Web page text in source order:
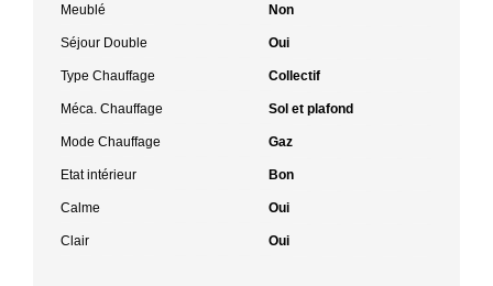
Meublé Non
Séjour Double Oui
Type Chauffage Collectif
Méca. Chauffage Sol et plafond
Mode Chauffage Gaz
Etat intérieur Bon
Calme Oui
Clair Oui